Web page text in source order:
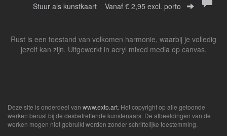
Stuur als kunstkaart Vanaf € 2,95 excl. porto
Rust is een toestand van volkomen harmonie, waarbij je volledig
jezelf kan zijn. Uitgewerkt in acryl mixed media op canvas.
Deze site is onderdeel van www.exto.art . Het copyright op alle getoonde
werken berust bij de desbetreffende kunstenaars. De afbeeldingen van de
werken mogen niet gebruikt worden zonder schriftelijke toestemming.